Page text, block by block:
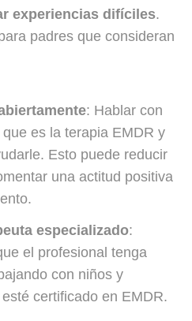
experiencias difíciles.
padres que consideran
: Hablar con
es la terapia EMDR y
Esto puede reducir
una actitud positiva
especializado:
el profesional tenga
con niños y
certificado en EMDR.